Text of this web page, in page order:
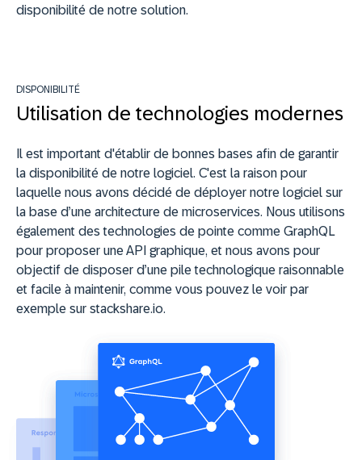
disponibilité de notre solution.
DISPONIBILITÉ
Utilisation de technologies modernes
Il est important d'établir de bonnes bases afin de garantir
la disponibilité de notre logiciel. C'est la raison pour
laquelle nous avons décidé de déployer notre logiciel sur
la base d’une architecture de microservices. Nous utilisons
également des technologies de pointe comme GraphQL
pour proposer une API graphique, et nous avons pour
objectif de disposer d’une pile technologique raisonnable
et facile à maintenir, comme vous pouvez le voir par
exemple sur stackshare.io.